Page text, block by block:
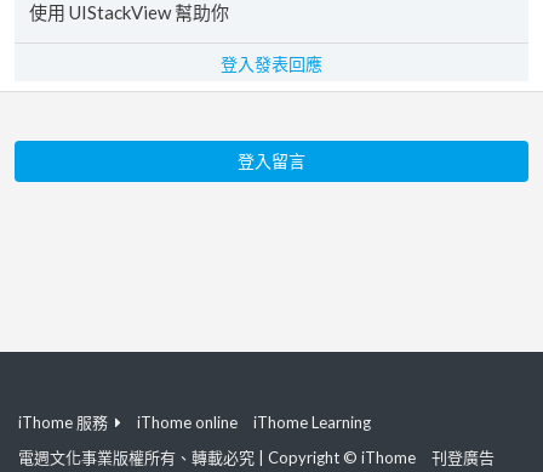
使用 UIStackView 幫助你
登入發表回應
登入留言
iThome 服務 iThome online
iThome Learning
電週文化事業版權所有、轉載必究 | Copyright © iThome
刊登廣告